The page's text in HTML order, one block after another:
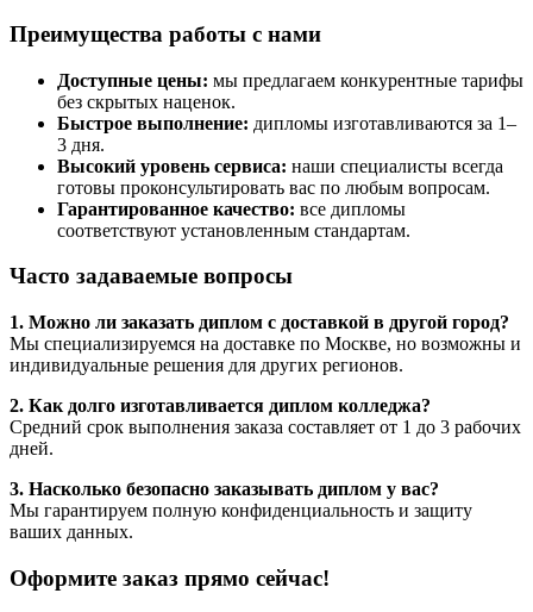
Преимущества работы с нами
Доступные цены: мы предлагаем конкурентные тарифы
без скрытых наценок.
Быстрое выполнение: дипломы изготавливаются за 1–
3 дня.
Высокий уровень сервиса: наши специалисты всегда
готовы проконсультировать вас по любым вопросам.
Гарантированное качество: все дипломы
соответствуют установленным стандартам.
Часто задаваемые вопросы
1. Можно ли заказать диплом с доставкой в другой город?
Мы специализируемся на доставке по Москве, но возможны и
индивидуальные решения для других регионов.
2. Как долго изготавливается диплом колледжа?
Средний срок выполнения заказа составляет от 1 до 3 рабочих
дней.
3. Насколько безопасно заказывать диплом у вас?
Мы гарантируем полную конфиденциальность и защиту
ваших данных.
Оформите заказ прямо сейчас!